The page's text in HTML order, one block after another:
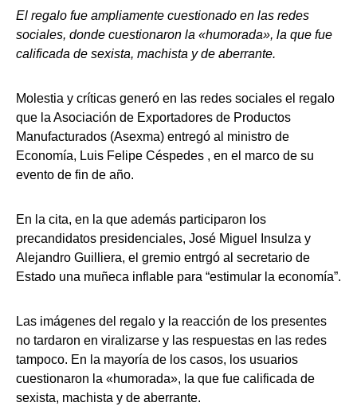
El regalo fue ampliamente cuestionado en las redes
sociales, donde cuestionaron la «humorada», la que fue
calificada de sexista, machista y de aberrante.
Molestia y críticas generó en las redes sociales el regalo
que la Asociación de Exportadores de Productos
Manufacturados (Asexma) entregó al ministro de
Economía, Luis Felipe Céspedes , en el marco de su
evento de fin de año.
En la cita, en la que además participaron los
precandidatos presidenciales, José Miguel Insulza y
Alejandro Guilliera, el gremio entrgó al secretario de
Estado una muñeca inflable para “estimular la economía”.
Las imágenes del regalo y la reacción de los presentes
no tardaron en viralizarse y las respuestas en las redes
tampoco. En la mayoría de los casos, los usuarios
cuestionaron la «humorada», la que fue calificada de
sexista, machista y de aberrante.